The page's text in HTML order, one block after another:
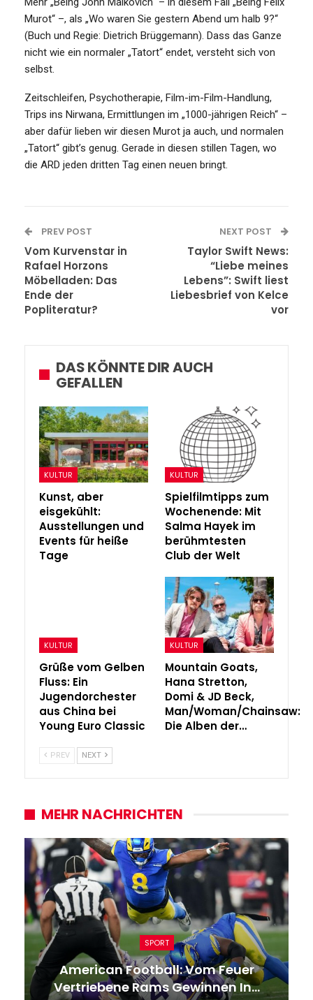
Murot“ –, als „Wo waren Sie gestern Abend um halb 9?“
(Buch und Regie: Dietrich Brüggemann). Dass das Ganze
nicht wie ein normaler „Tatort“ endet, versteht sich von
selbst.
Zeitschleifen, Psychotherapie, Film-im-Film-Handlung,
Trips ins Nirwana, Ermittlungen im „1000-jährigen Reich“ –
aber dafür lieben wir diesen Murot ja auch, und normalen
„Tatort“ gibt’s genug. Gerade in diesen stillen Tagen, wo
die ARD jeden dritten Tag einen neuen bringt.
PREV POST
Vom Kurvenstar in
Rafael Horzons
Möbelladen: Das
Ende der
Popliteratur?
NEXT POST
Taylor Swift News:
“Liebe meines
Lebens”: Swift liest
Liebesbrief von Kelce
vor
DAS KÖNNTE DIR AUCH
GEFALLEN
KULTUR
Kunst, aber
eisgekühlt:
Ausstellungen und
Events für heiße
Tage
KULTUR
Spielfilmtipps zum
Wochenende: Mit
Salma Hayek im
berühmtesten
Club der Welt
KULTUR
Grüße vom Gelben
Fluss: Ein
Jugendorchester
aus China bei
Young Euro Classic
KULTUR
Mountain Goats,
Hana Stretton,
Domi & JD Beck,
Man/Woman/Chainsaw:
Die Alben der…
PREV NEXT
MEHR NACHRICHTEN
SPORT
American Football: Vom Feuer
Vertriebene Rams Gewinnen In…